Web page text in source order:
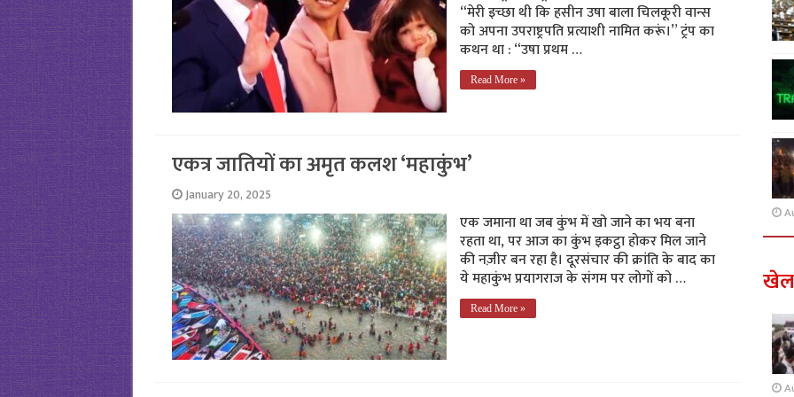
“मेरी इच्छा थी कि हसीन उषा बाला चिलकूरी वान्स
को अपना उपराष्ट्रपति प्रत्याशी नामित करूं।” ट्रंप का
कथन था : “उषा प्रथम …
Read More »
एकत्र जातियों का अमृत कलश ‘महाकुंभ’
January 20, 2025
एक जमाना था जब कुंभ में खो जाने का भय बना
रहता था, पर आज का कुंभ इकट्ठा होकर मिल जाने
की नज़ीर बन रहा है। दूरसंचार की क्रांति के बाद का
ये महाकुंभ प्रयागराज के संगम पर लोगों को …
Read More »
खेल